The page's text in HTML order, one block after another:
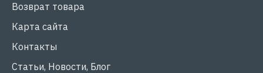
Возврат товара
Карта сайта
Контакты
Статьи, Новости, Блог